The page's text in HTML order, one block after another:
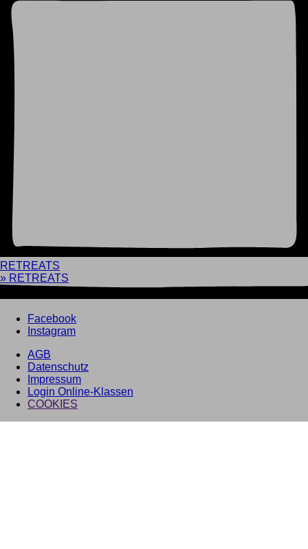
RETREATS
» RETREATS
Facebook
Instagram
AGB
Datenschutz
Impressum
Login Online-Klassen
COOKIES